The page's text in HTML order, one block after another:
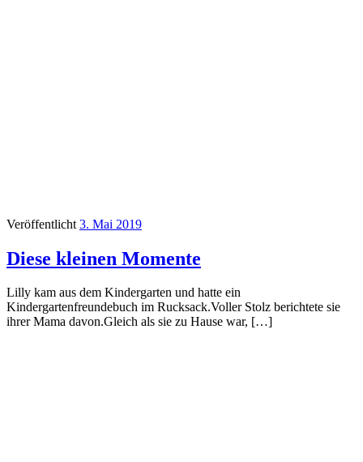
Veröffentlicht 3. Mai 2019
Diese kleinen Momente
Lilly kam aus dem Kindergarten und hatte ein
Kindergartenfreundebuch im Rucksack.Voller Stolz berichtete sie
ihrer Mama davon.Gleich als sie zu Hause war, […]